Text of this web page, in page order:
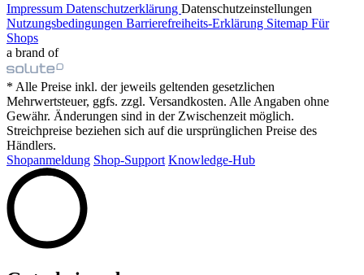
Impressum Datenschutzerklärung Datenschutzeinstellungen
Nutzungsbedingungen Barrierefreiheits-Erklärung Sitemap Für
Shops
a brand of
* Alle Preise inkl. der jeweils geltenden gesetzlichen
Mehrwertsteuer, ggfs. zzgl. Versandkosten. Alle Angaben ohne
Gewähr. Änderungen sind in der Zwischenzeit möglich.
Streichpreise beziehen sich auf die ursprünglichen Preise des
Händlers.
Shopanmeldung Shop-Support Knowledge-Hub